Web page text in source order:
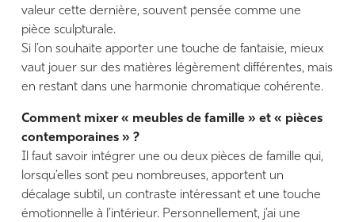
valeur cette dernière, souvent pensée comme une
pièce sculpturale.
Si l’on souhaite apporter une touche de fantaisie, mieux
vaut jouer sur des matières légèrement différentes, mais
en restant dans une harmonie chromatique cohérente.
Comment mixer « meubles de famille » et « pièces
contemporaines » ?
Il faut savoir intégrer une ou deux pièces de famille qui,
lorsqu’elles sont peu nombreuses, apportent un
décalage subtil, un contraste intéressant et une touche
émotionnelle à l’intérieur. Personnellement, j’ai une